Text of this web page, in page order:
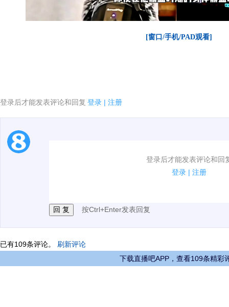
[窗口/手机/PAD观看]
登录后才能发表评论和回复 登录 | 注册
登录后才能发表评论和回
登录 | 注册
1.电脑端新用户可以发表评论了！
按Ctrl+Enter发表回复
已有109条评论。 刷新评论
下载直播吧APP，查看109条精彩